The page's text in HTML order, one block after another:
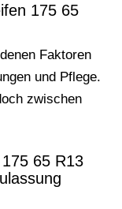
175 65
Faktoren
und Pflege.
zwischen
65 R13